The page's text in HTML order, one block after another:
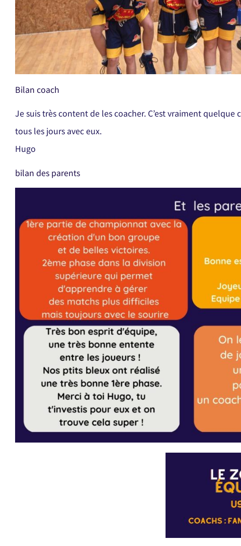
Bilan coach
Je suis très content de les coacher. C’est vraiment
tous les jours avec eux.
Hugo
bilan des parents